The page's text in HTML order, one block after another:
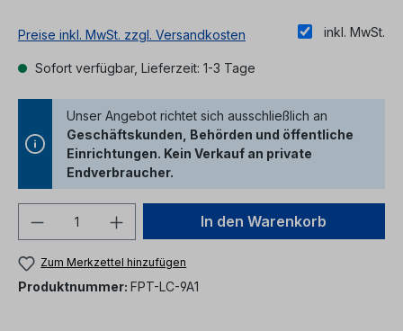
inkl. MwSt.
Preise inkl. MwSt. zzgl. Versandkosten
Sofort verfügbar, Lieferzeit: 1-3 Tage
Unser Angebot richtet sich ausschließlich an
Geschäftskunden, Behörden und öffentliche
Einrichtungen. Kein Verkauf an private
Endverbraucher.
Produkt Anzahl: Gib denIn den Warenkorb
Zum Merkzettel hinzufügen
Produktnummer: FPT-LC-9A1